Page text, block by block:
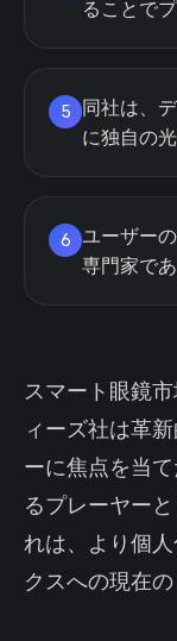
ることで
5
同社は、
に独自の
6 ユーザー
専門家で
スマート眼鏡
ィーズ社は革
ーに焦点を当
るプレーヤー
れは、より個
クスへの現在